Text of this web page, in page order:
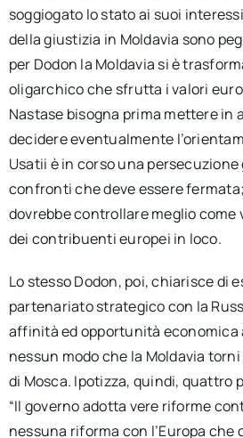
soggiogato lo stato ai suoi
della giustizia in Moldavia sono
per Dodon la Moldavia si è
oligarchico che sfrutta i valori
Nastase bisogna prima mettere in
decidere eventualmente
Usatii è in corso una
confronti che deve essere fermata;
dovrebbe controllare meglio come
dei contribuenti europei in loco.
Lo stesso Dodon, poi, chiarisce di
partenariato strategico con la
affinità ed opportunità economica
nessun modo che la Moldavia
di Mosca. Ipotizza, quindi, quattro
“Il governo adotta vere riforme
nessuna riforma con l’Europa che